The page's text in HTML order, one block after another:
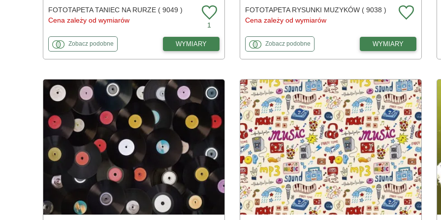
FOTOTAPETA TANIEC NA RURZE ( 9049 )
Cena zależy od wymiarów
1
Zobaczfototapety
podobnedo Taniec na rurze WYMIARY
FOTOTAPETA RYSUNKI MUZYKÓW ( 9038 )
Cena zależy od wymiarów
Zobaczfototapety
podobnedo Rysunki muzyków WYMIARY